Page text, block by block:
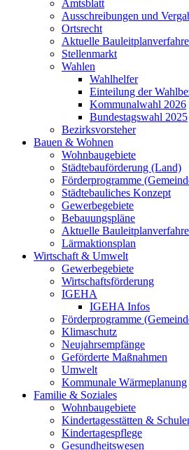
Amtsblatt
Ausschreibungen und
Ortsrecht
Aktuelle
Stellenmarkt
Wahlen
Wahlhelfer
Einteilung der
Kommunalwahl 2026
Bundestagswahl 2025
Bezirksvorsteher
Bauen & Wohnen
Wohnbaugebiete
Städtebauförderung (Land)
Förderprogramme
Städtebauliches Konzept
Gewerbegebiete
Bebauungspläne
Aktuelle
Lärmaktionsplan
Wirtschaft & Umwelt
Gewerbegebiete
Wirtschaftsförderung
IGEHA
IGEHA Infos
Förderprogramme
Klimaschutz
Neujahrsempfänge
Geförderte Maßnahmen
Umwelt
Kommunale Wärmeplanung
Familie & Soziales
Wohnbaugebiete
Kindertagesstätten &
Kindertagespflege
Gesundheitswesen